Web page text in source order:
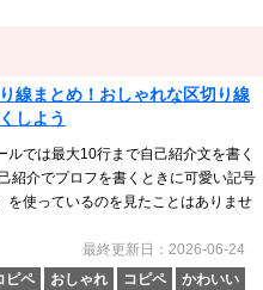
線まとめ！おしゃれな区切り線
しよう
ルでは最大10行まで自己紹介文を書く
紹介でプロフを書くときに可愛い記号
を使っているのを見たことはありませ
最終更新日：2026-06-24
ピペ おしゃれ コピペ かわいい